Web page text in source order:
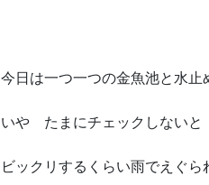
今日は一つ一つの金魚池と水止
いや たまにチェックしないと
ビックリするくらい雨でえぐら